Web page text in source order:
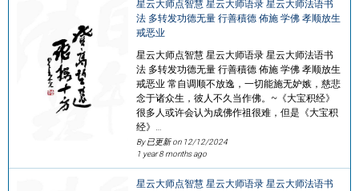
星云大师点智慧 星云大师语录 星云大师法语书
法 多转发功德无量 行善積德 佈施 学佛 孝顺放生
戒恶业
星云大师点智慧 星云大师语录 星云大师法语书
法 多转发功德无量 行善積德 佈施 学佛 孝顺放生
戒恶业 常自调顺不放逸，一切能施无妒嫉，慈悲
念于诸众生，彼人不久当作佛。~《大宝积经》
很多人或许会认为成佛作祖很难，但是《大宝积
经》…
By 已更新 on 12/12/2024
1 year 8 months ago
星云大师点智慧 星云大师语录 星云大师法语书